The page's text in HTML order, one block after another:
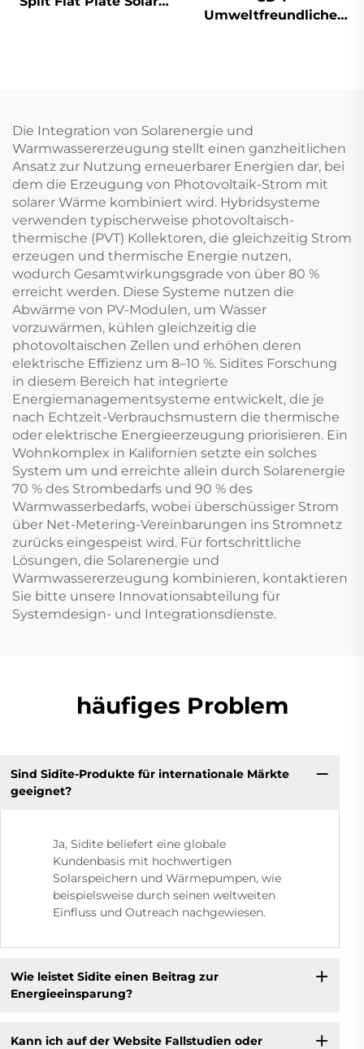
Umweltfreundlicher
2B Innerer Tank
Außenbetrieb Hotels
Die Integration von Solarenergie und
Warmwassererzeugung stellt einen ganzheitlichen
Ansatz zur Nutzung erneuerbarer Energien dar, bei
dem die Erzeugung von Photovoltaik-Strom mit
solarer Wärme kombiniert wird. Hybridsysteme
verwenden typischerweise photovoltaisch-
thermische (PVT) Kollektoren, die gleichzeitig Strom
erzeugen und thermische Energie nutzen,
wodurch Gesamtwirkungsgrade von über 80 %
erreicht werden. Diese Systeme nutzen die
Abwärme von PV-Modulen, um Wasser
vorzuwärmen, kühlen gleichzeitig die
photovoltaischen Zellen und erhöhen deren
elektrische Effizienz um 8–10 %. Sidites Forschung
in diesem Bereich hat integrierte
Energiemanagementsysteme entwickelt, die je
nach Echtzeit-Verbrauchsmustern die thermische
oder elektrische Energieerzeugung priorisieren. Ein
Wohnkomplex in Kalifornien setzte ein solches
System um und erreichte allein durch Solarenergie
70 % des Strombedarfs und 90 % des
Warmwasserbedarfs, wobei überschüssiger Strom
über Net-Metering-Vereinbarungen ins Stromnetz
zurücks eingespeist wird. Für fortschrittliche
Lösungen, die Solarenergie und
Warmwassererzeugung kombinieren, kontaktieren
Sie bitte unsere Innovationsabteilung für
Systemdesign- und Integrationsdienste.
häufiges Problem
Sind Sidite-Produkte für internationale Märkte
geeignet?
Ja, Sidite beliefert eine globale
Kundenbasis mit hochwertigen
Solarspeichern und Wärmepumpen, wie
beispielsweise durch seinen weltweiten
Einfluss und Outreach nachgewiesen.
Wie leistet Sidite einen Beitrag zur
Energieeinsparung?
Kann ich auf der Website Fallstudien oder